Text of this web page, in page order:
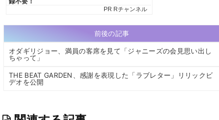
前後の記事
オダギリジョー、満員の客席を見て「ジャニーズの会見思い出し
ちゃって」
THE BEAT GARDEN、感謝を表現した「ラブレター」リリックビ
デオを公開